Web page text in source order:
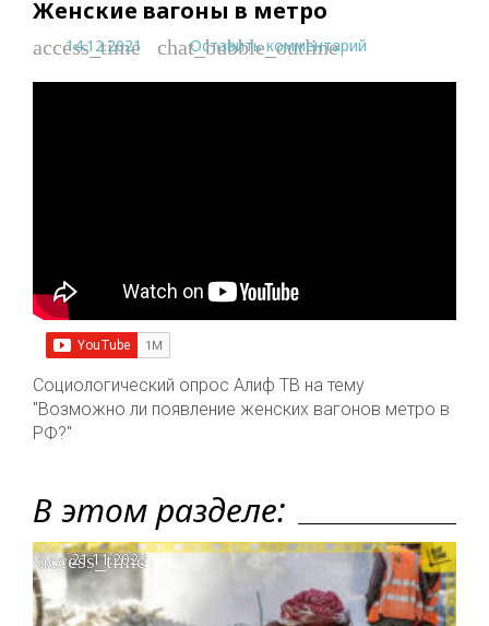
Женские вагоны в метро
access_time
14.12.2021 chat_bubble_outline
Оставить комментарий
Социологический опрос Алиф ТВ на тему
"Возможно ли появление женских вагонов метро в
РФ?"
В этом разделе:
access_time
21.11.2023